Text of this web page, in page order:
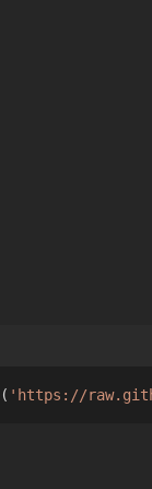
( 'https://